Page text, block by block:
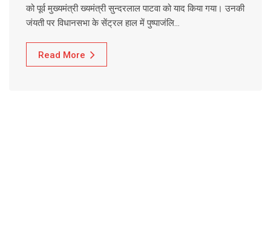
को पूर्व मुख्यमंत्री ख्यमंत्री सुन्दरलाल पाटवा को याद किया गया। उनकी
जंयती पर विधानसभा के सेंट्रल हाल में पुष्पाजंलि…
Read More